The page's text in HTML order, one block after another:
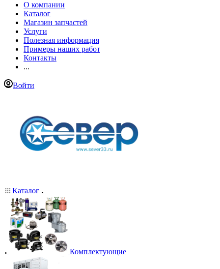
О компании
Каталог
Магазин запчастей
Услуги
Полезная информация
Примеры наших работ
Контакты
...
Войти
Каталог
Комплектующие